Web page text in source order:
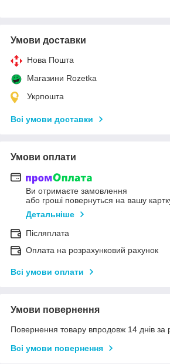
Умови доставки
Нова Пошта
Магазини Rozetka
Укрпошта
Всі умови доставки
Умови оплати
Ви отримаєте замовлення
або гроші повернуться на вашу
Детальніше
Післяплата
Оплата на розрахунковий рахунок
Всі умови оплати
Умови повернення
Повернення товару впродовж 14 днів за
Всі умови повернення